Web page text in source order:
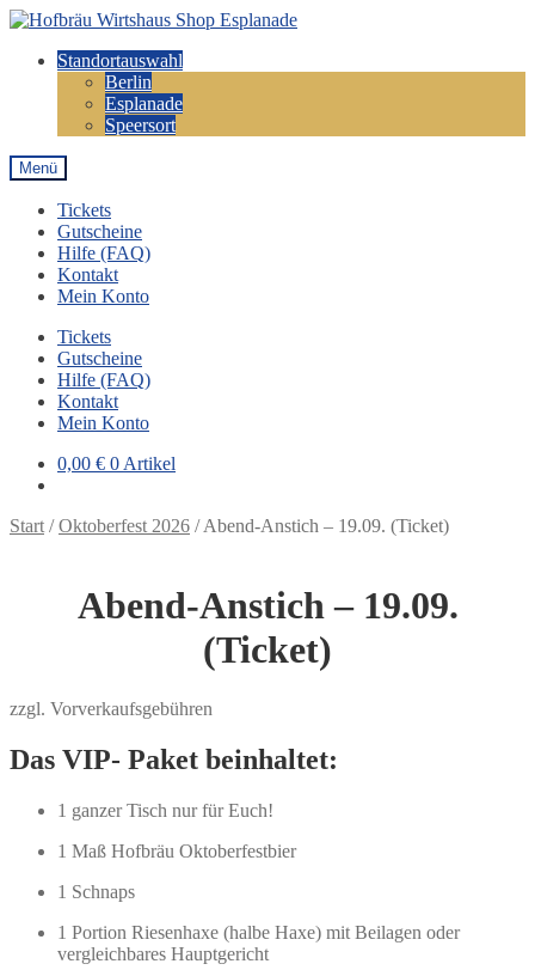
Zur
springen
Zum
springenStandortauswahl
Berlin
Esplanade
Speersort
Menü
Tickets
Gutscheine
Hilfe (FAQ)
Kontakt
Mein Konto
Tickets
Gutscheine
Hilfe (FAQ)
Kontakt
Mein Konto
0,00 € 0 Artikel
Start /Oktoberfest 2026 /Abend-Anstich – 19.09. (Ticket)
Abend-Anstich – 19.09.
(Ticket)
zzgl. Vorverkaufsgebühren
Das VIP- Paket beinhaltet:
1 ganzer Tisch nur für Euch!
1 Maß Hofbräu Oktoberfestbier
1 Schnaps
1 Portion Riesenhaxe (halbe Haxe) mit Beilagen oder
vergleichbares Hauptgericht